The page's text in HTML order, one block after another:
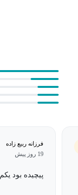
فرزانه ربیع زاده
19 روز پیش
پیچیده بود یکم